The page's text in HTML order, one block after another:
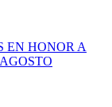
EN HONOR A